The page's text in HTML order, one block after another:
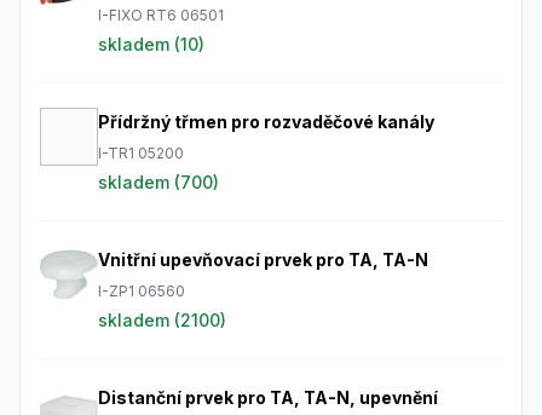
I-FIXO RT6 06501
skladem (10)
Přídržný třmen pro rozvaděčové kanály
I-TR1 05200
skladem (700)
Vnitřní upevňovací prvek pro TA, TA-N
I-ZP1 06560
skladem (2100)
Distanční prvek pro TA, TA-N, upevnění